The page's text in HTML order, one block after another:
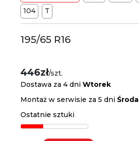
104
T
195/65 R16
446zł/szt.
Dostawa za 4 dniWtorek
Montaż w serwisie za 5 dniŚroda
Ostatnie sztuki